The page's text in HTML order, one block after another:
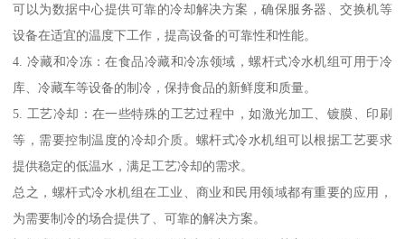
可以为数据中心提供可靠的冷却解决方案，确保服务器、交换机等
设备在适宜的温度下工作，提高设备的可靠性和性能。
4. 冷藏和冷冻：在食品冷藏和冷冻领域，螺杆式冷水机组可用于冷
库、冷藏车等设备的制冷，保持食品的新鲜度和质量。
5. 工艺冷却：在一些特殊的工艺过程中，如激光加工、镀膜、印刷
等，需要控制温度的冷却介质。螺杆式冷水机组可以根据工艺要求
提供稳定的低温水，满足工艺冷却的需求。
总之，螺杆式冷水机组在工业、商业和民用领域都有重要的应用，
为需要制冷的场合提供了、可靠的解决方案。